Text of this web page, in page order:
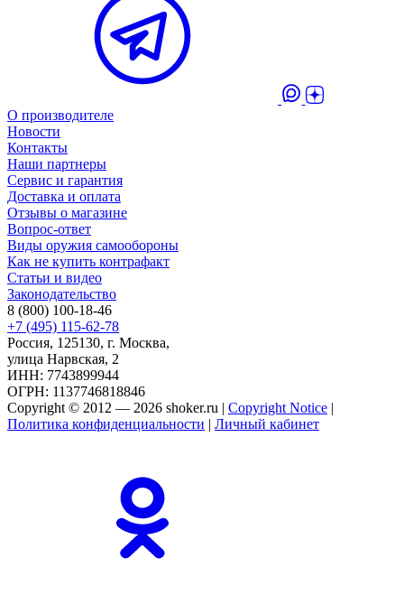
О производителе
Новости
Контакты
Наши партнеры
Сервис и гарантия
Доставка и оплата
Отзывы о магазине
Вопрос-ответ
Виды оружия самообороны
Как не купить контрафакт
Статьи и видео
Законодательство
8 (800) 100-18-46
+7 (495) 115-62-78
Россия, 125130, г. Москва,
улица Нарвская, 2
ИНН: 7743899944
ОГРН: 1137746818846
Copyright © 2012 — 2026 shoker.ru | Copyright Notice |
Политика конфиденциальности | Личный кабинет